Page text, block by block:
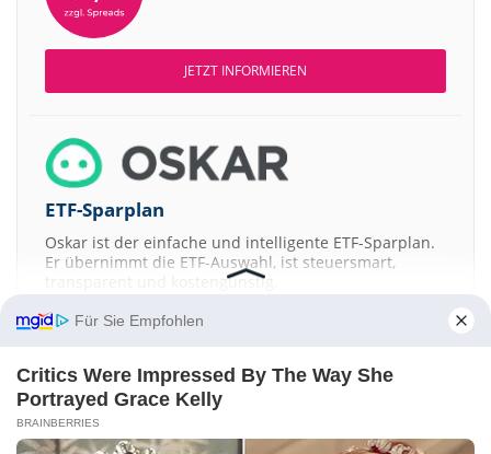
JETZT INFORMIEREN
ETF-Sparplan
Oskar ist der einfache und intelligente ETF-Sparplan.
Er übernimmt die ETF-Auswahl, ist steuersmart,
transparent und kostengünstig.
JETZT MEHR ERFAHREN
Für Sie Empfohlen
Critics Were Impressed By The Way She
Portrayed Grace Kelly
BRAINBERRIES